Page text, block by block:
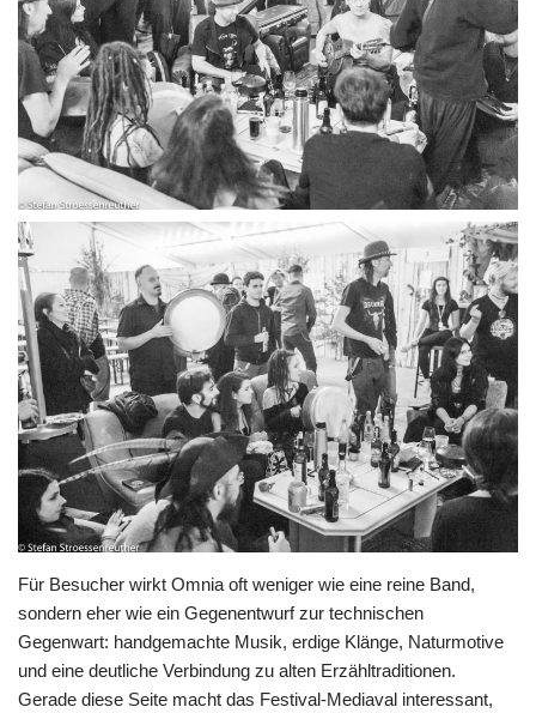
Für Besucher wirkt Omnia oft weniger wie eine reine Band,
sondern eher wie ein Gegenentwurf zur technischen
Gegenwart: handgemachte Musik, erdige Klänge, Naturmotive
und eine deutliche Verbindung zu alten Erzähltraditionen.
Gerade diese Seite macht das Festival-Mediaval interessant,